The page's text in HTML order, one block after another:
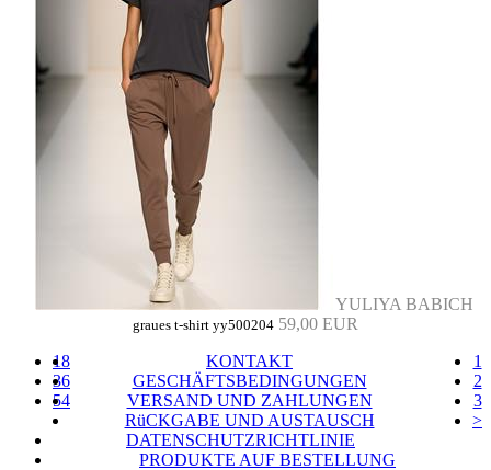
YULIYA BABICH
graues t-shirt yy500204 59,00 EUR
18
36
54
1
2
3
>
KONTAKT
GESCHÄFTSBEDINGUNGEN
VERSAND UND ZAHLUNGEN
RüCKGABE UND AUSTAUSCH
DATENSCHUTZRICHTLINIE
PRODUKTE AUF BESTELLUNG